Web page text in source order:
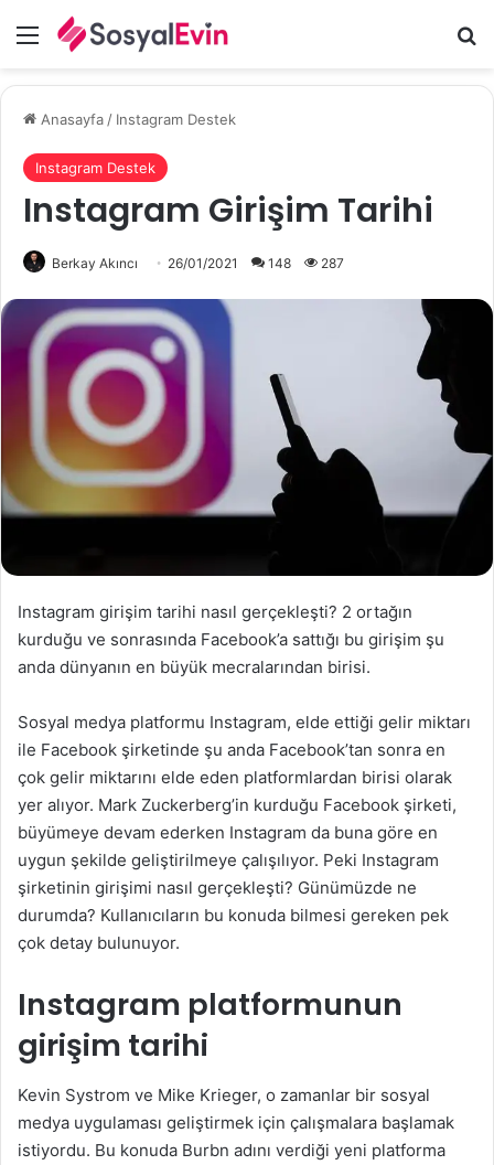
Menü
Anasayfa / Instagram Destek
Instagram Destek
Instagram Girişim Tarihi
Berkay Akıncı 26/01/2021 148 287
Instagram girişim tarihi nasıl gerçekleşti? 2 ortağın
kurduğu ve sonrasında Facebook’a sattığı bu girişim şu
anda dünyanın en büyük mecralarından birisi.
Sosyal medya platformu Instagram, elde ettiği gelir miktarı
ile Facebook şirketinde şu anda Facebook’tan sonra en
çok gelir miktarını elde eden platformlardan birisi olarak
yer alıyor. Mark Zuckerberg’in kurduğu Facebook şirketi,
büyümeye devam ederken Instagram da buna göre en
uygun şekilde geliştirilmeye çalışılıyor. Peki Instagram
şirketinin girişimi nasıl gerçekleşti? Günümüzde ne
durumda? Kullanıcıların bu konuda bilmesi gereken pek
çok detay bulunuyor.
Instagram platformunun
girişim tarihi
Kevin Systrom ve Mike Krieger, o zamanlar bir sosyal
medya uygulaması geliştirmek için çalışmalara başlamak
istiyordu. Bu konuda Burbn adını verdiği yeni platforma